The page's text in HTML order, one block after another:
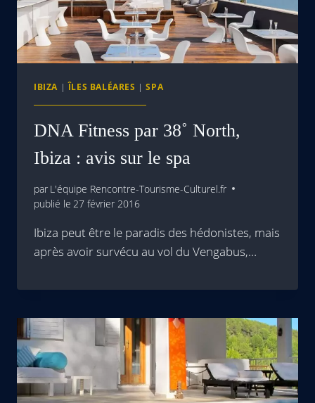
IBIZA |ÎLES BALÉARES |SPA
DNA Fitness par 38˚ North,
Ibiza : avis sur le spa
par L'équipe Rencontre-Tourisme-Culturel.fr
publié le 27 février 2016
Ibiza peut être le paradis des hédonistes, mais
après avoir survécu au vol du Vengabus,…